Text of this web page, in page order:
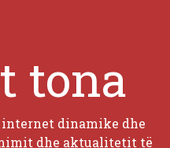
tona
internet dinamike dhe
dhe aktualitetit të